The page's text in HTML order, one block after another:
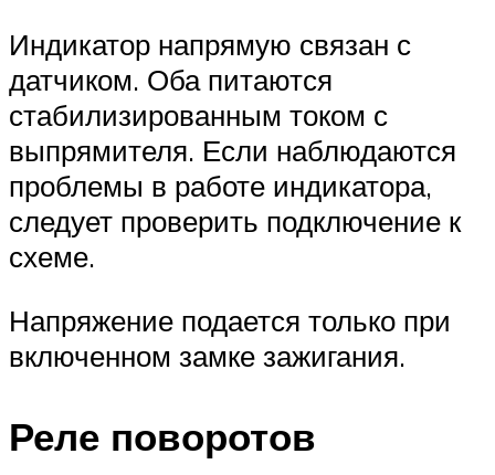
Индикатор напрямую связан с
датчиком. Оба питаются
стабилизированным током с
выпрямителя. Если наблюдаются
проблемы в работе индикатора,
следует проверить подключение к
схеме.
Напряжение подается только при
включенном замке зажигания.
Реле поворотов